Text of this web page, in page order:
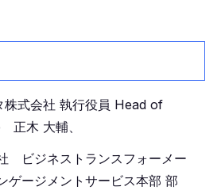
株式会社 執行役員 Head of
木 大輔、
ビジネストランスフォーメー
ゲージメントサービス本部 部